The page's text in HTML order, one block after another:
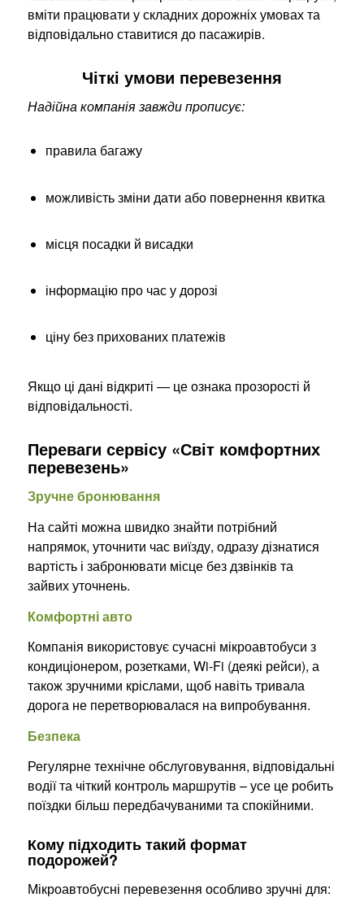
вміти працювати у складних дорожніх умовах та
відповідально ставитися до пасажирів.
Чіткі умови перевезення
Надійна компанія завжди прописує:
правила багажу
можливість зміни дати або повернення квитка
місця посадки й висадки
інформацію про час у дорозі
ціну без прихованих платежів
Якщо ці дані відкриті — це ознака прозорості й
відповідальності.
Переваги сервісу «Світ комфортних
перевезень»
Зручне бронювання
На сайті можна швидко знайти потрібний
напрямок, уточнити час виїзду, одразу дізнатися
вартість і забронювати місце без дзвінків та
зайвих уточнень.
Комфортні авто
Компанія використовує сучасні мікроавтобуси з
кондиціонером, розетками, Wi-Fi (деякі рейси), а
також зручними кріслами, щоб навіть тривала
дорога не перетворювалася на випробування.
Безпека
Регулярне технічне обслуговування, відповідальні
водії та чіткий контроль маршрутів – усе це робить
поїздки більш передбачуваними та спокійними.
Кому підходить такий формат
подорожей?
Мікроавтобусні перевезення особливо зручні для: